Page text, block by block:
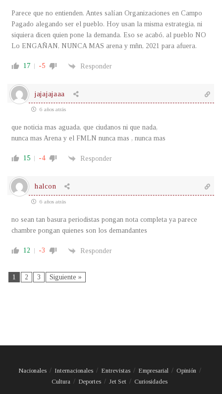
Parece que no entienden. Antes salían Organizaciones en Campo
Pagado alegando ser el pueblo. Hoy usan la misma estrategia, ni
siquiera dicen quien pone la demanda. Eso se acabó, al pueblo NO
Lo ENGAÑAN, NUNCA MAS arena y mñn, 2021 para afuera.
17 -5 Responder
jajajajaaa
6 años atrás
que noticia mas aguada, que ciudanos ni que nada,
nunca mas Arena y el FMLN nunca mas , nunca mas
15 -4 Responder
halcon
6 años atrás
no sean tan basura periodistas pongan nota completa ya parece
chambre pongan quienes son los demandantes
12 -3 Responder
1 2 3 Siguiente »
Nacionales Internacionales Entrevistas Empresarial
Opinión
Cultura
Deportes Jet Set Curiosidades